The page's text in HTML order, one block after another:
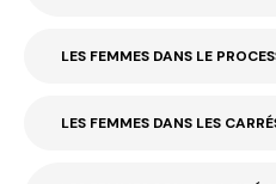
LES FEMMES DANS LE
LES FEMMES DANS LES